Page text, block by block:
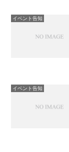
イベント告知
イベント告知